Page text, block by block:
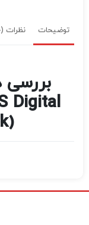
توضیحات نظرات (0)
Digital